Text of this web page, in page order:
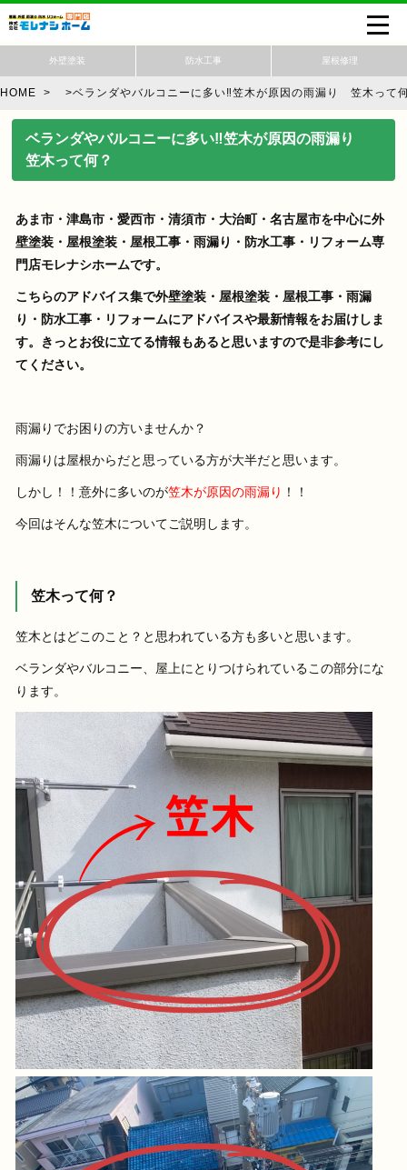
外壁塗装 防水工事 屋根修理
HOME > >ベランダやバルコニーに多い‼笠木が原因の雨漏り 笠木って
ベランダやバルコニーに多い‼笠木が原因の雨漏り
笠木って何？
あま市・津島市・愛西市・清須市・大治町・名古屋市を中心に外
壁塗装・屋根塗装・屋根工事・雨漏り・防水工事・リフォーム専
門店モレナシホームです。
こちらのアドバイス集で外壁塗装・屋根塗装・屋根工事・雨漏
り・防水工事・リフォームにアドバイスや最新情報をお届けしま
す。きっとお役に立てる情報もあると思いますので是非参考にし
てください。
雨漏りでお困りの方いませんか？
雨漏りは屋根からだと思っている方が大半だと思います。
しかし！！意外に多いのが笠木が原因の雨漏り ！！
今回はそんな笠木についてご説明します。
笠木って何？
笠木とはどこのこと？と思われている方も多いと思います。
ベランダやバルコニー、屋上にとりつけられているこの部分にな
ります。